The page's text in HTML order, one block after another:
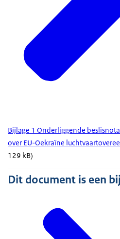
Bijlage 1 Onderliggende
over EU-Oekraïne
129 kB)
Dit document is een